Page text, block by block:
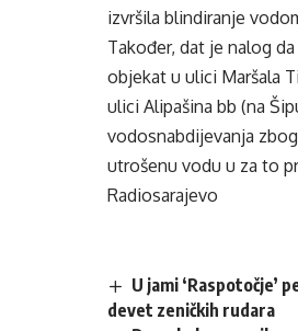
izvršila blindiranje
Također, dat je nalog
objekat u ulici Maršala
ulici Alipašina bb (na
vodosnabdijevanja
utrošenu vodu u za to
Radiosarajevo
U jami ‘Raspotočje’
devet zeničkih rudara